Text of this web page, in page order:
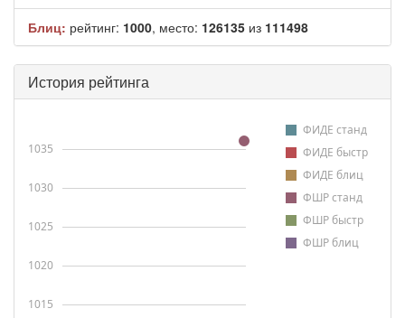
Блиц: рейтинг: 1000, место: 126135 из 111498
История рейтинга
ФИДЕ станд
ФИДЕ быстр
ФИДЕ блиц
ФШР станд
ФШР быстр
ФШР блиц
1015
1020
1025
1030
1035